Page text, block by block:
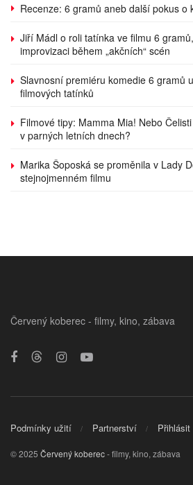
Recenze: 6 gramů aneb další pokus o
Jiří Mádl o roli tatínka ve filmu 6
improvizaci během „akčních“ scén
Slavnosní premiéru komedie 6 gramů
filmových tatínků
Filmové tipy: Mamma Mia! Nebo
v parných letních dnech?
Marika Šoposká se proměnila v Lady
stejnojmenném filmu
Červený koberec - filmy, kino, zábava
Podmínky užití Partnerství Přihlásit
© 2025 Červený koberec- filmy, kino, zábava